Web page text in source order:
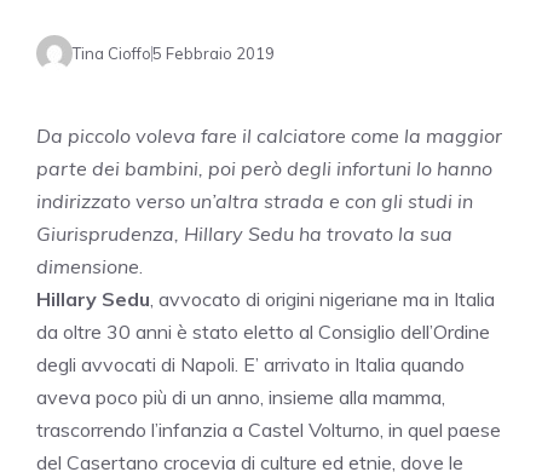
Tina Cioffo5 Febbraio 2019
Da piccolo voleva fare il calciatore come la maggior
parte dei bambini, poi però degli infortuni lo hanno
indirizzato verso un’altra strada e con gli studi in
Giurisprudenza, Hillary Sedu ha trovato la sua
dimensione.
Hillary Sedu, avvocato di origini nigeriane ma in Italia
da oltre 30 anni è stato eletto al Consiglio dell’Ordine
degli avvocati di Napoli. E’ arrivato in Italia quando
aveva poco più di un anno, insieme alla mamma,
trascorrendo l’infanzia a Castel Volturno, in quel paese
del Casertano crocevia di culture ed etnie, dove le